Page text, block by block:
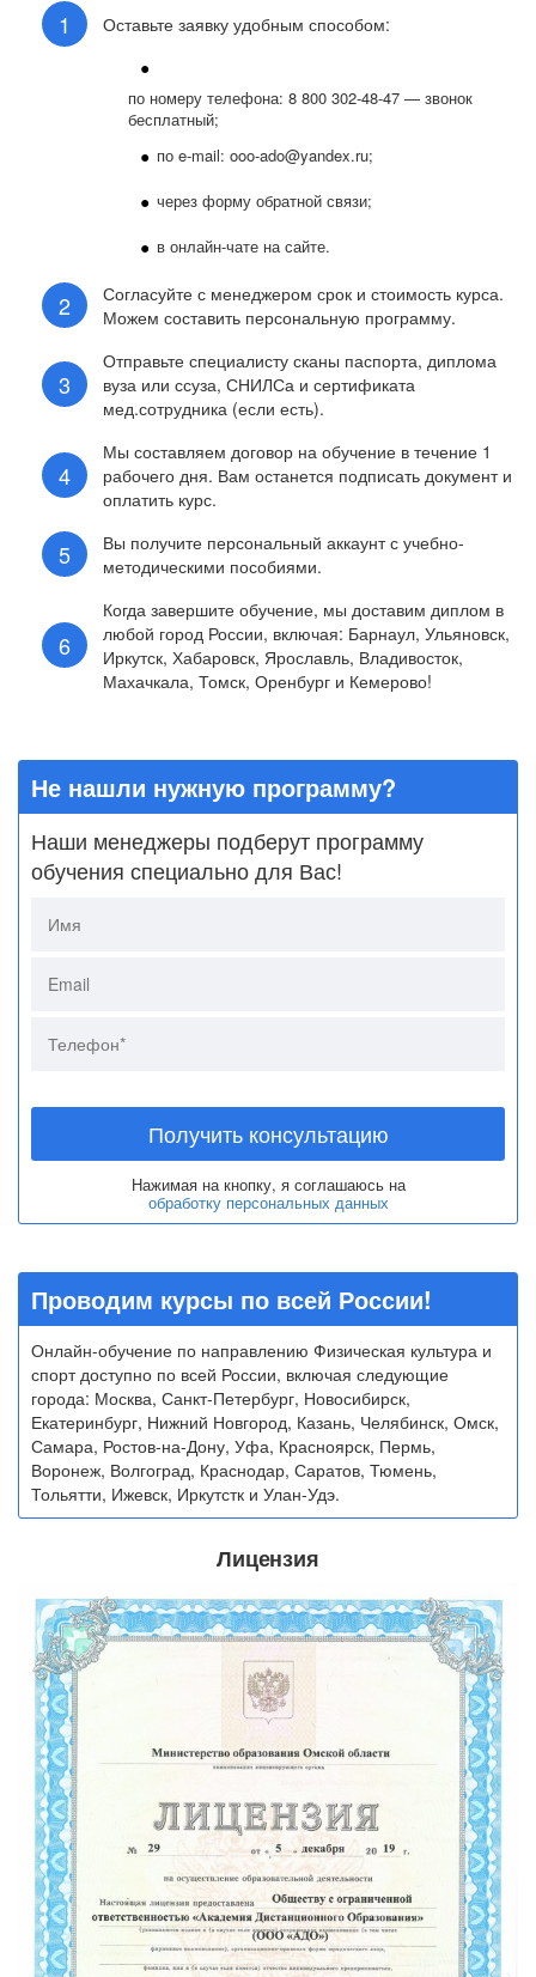
Оставьте заявку удобным способом:
по номеру телефона: 8 800 302-48-47 — звонок
бесплатный;
по e-mail: ooo-ado@yandex.ru;
через форму обратной связи;
в онлайн-чате на сайте.
Согласуйте с менеджером срок и стоимость курса.
Можем составить персональную программу.
Отправьте специалисту сканы паспорта, диплома
вуза или ссуза, СНИЛСа и сертификата
мед.сотрудника (если есть).
Мы составляем договор на обучение в течение 1
рабочего дня. Вам останется подписать документ и
оплатить курс.
Вы получите персональный аккаунт с учебно-
методическими пособиями.
Когда завершите обучение, мы доставим диплом в
любой город России, включая: Барнаул, Ульяновск,
Иркутск, Хабаровск, Ярославль, Владивосток,
Махачкала, Томск, Оренбург и Кемерово!
Не нашли нужную программу?
Наши менеджеры подберут программу
обучения специально для Вас!
Получить консультацию
Нажимая на кнопку, я соглашаюсь на
обработку персональных данных
Проводим курсы по всей России!
Онлайн-обучение по направлению Физическая культура и
спорт доступно по всей России, включая следующие
города: Москва, Санкт-Петербург, Новосибирск,
Екатеринбург, Нижний Новгород, Казань, Челябинск, Омск,
Самара, Ростов-на-Дону, Уфа, Красноярск, Пермь,
Воронеж, Волгоград, Краснодар, Саратов, Тюмень,
Тольятти, Ижевск, Иркутстк и Улан-Удэ.
Лицензия